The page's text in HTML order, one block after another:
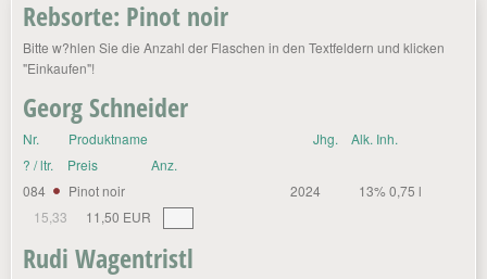
Rebsorte: Pinot noir
Bitte w?hlen Sie die Anzahl der Flaschen in den Textfeldern und klicken
"Einkaufen"!
Georg Schneider
Nr. Produktname Jhg.
Alk. Inh.
? / ltr.
Preis
Anz.
084
Pinot noir 2024
13% 0,75 l
15,33
11,50 EUR
Rudi Wagentristl